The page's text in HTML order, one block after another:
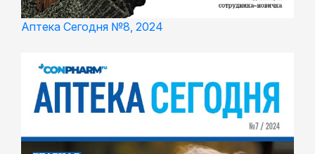
Аптека Сегодня №8, 2024